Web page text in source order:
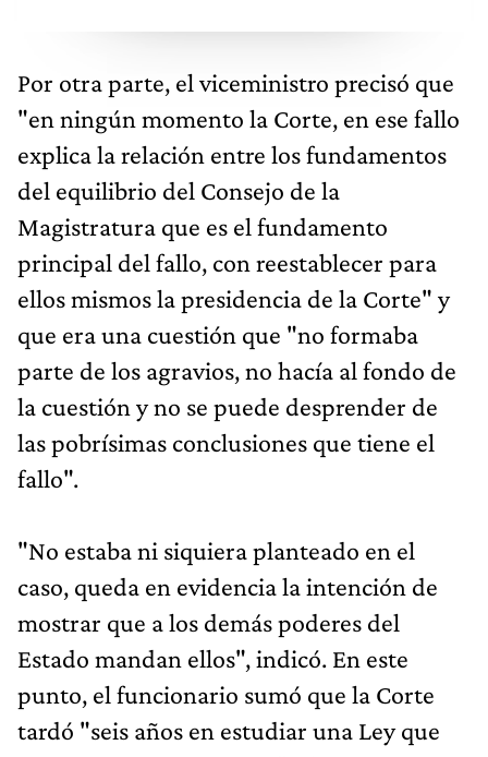
Por otra parte, el viceministro precisó que
"en ningún momento la Corte, en ese fallo
explica la relación entre los fundamentos
del equilibrio del Consejo de la
Magistratura que es el fundamento
principal del fallo, con reestablecer para
ellos mismos la presidencia de la Corte" y
que era una cuestión que "no formaba
parte de los agravios, no hacía al fondo de
la cuestión y no se puede desprender de
las pobrísimas conclusiones que tiene el
fallo".
"No estaba ni siquiera planteado en el
caso, queda en evidencia la intención de
mostrar que a los demás poderes del
Estado mandan ellos", indicó. En este
punto, el funcionario sumó que la Corte
tardó "seis años en estudiar una Ley que